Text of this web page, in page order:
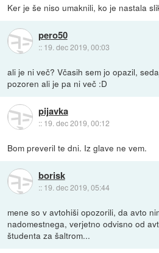
Ker je še niso umaknili, ko je nastala
pero50
:: 19. dec 2019, 00:03
ali je ni več? Včasih sem jo opazil,
pozoren ali je pa ni več :D
pijavka
:: 19. dec 2019, 00:12
Bom preveril te dni. Iz glave ne vem.
borisk
:: 19. dec 2019, 05:44
mene so v avtohiši opozorili, da avto
nadomestnega, verjetno odvisno od
študenta za šaltrom...